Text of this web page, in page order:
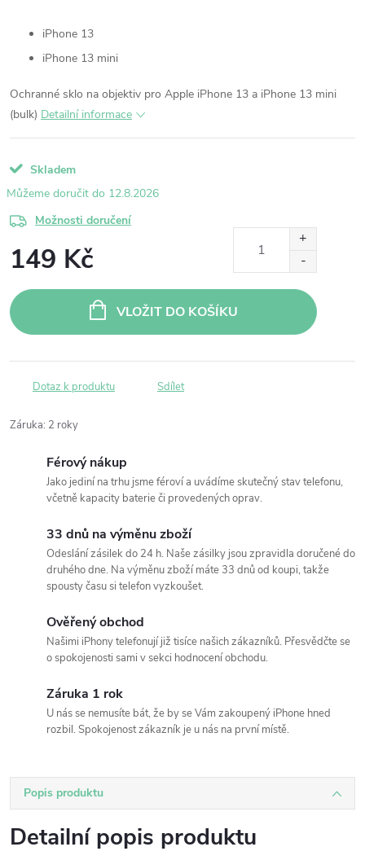
iPhone 13
iPhone 13 mini
Ochranné sklo na objektiv pro Apple iPhone 13 a iPhone 13 mini
(bulk) Detailní informace
Skladem
12.8.2026
Možnosti doručení
149 Kč
cena:
VLOŽIT DO KOŠÍKU
Dotaz k produktu Sdílet
Záruka: 2 roky
Férový nákup
Jako jediní na trhu jsme féroví a uvádíme skutečný stav telefonu,
včetně kapacity baterie či provedených oprav.
33 dnů na výměnu zboží
Odeslání zásilek do 24 h. Naše zásilky jsou zpravidla doručené do
druhého dne. Na výměnu zboží máte 33 dnů od koupi, takže
spousty času si telefon vyzkoušet.
Ověřený obchod
Našimi iPhony telefonují již tisíce našich zákazníků. Přesvědčte se
o spokojenosti sami v sekci hodnocení obchodu.
Záruka 1 rok
U nás se nemusíte bát, že by se Vám zakoupený iPhone hned
rozbil. Spokojenost zákazník je u nás na první místě.
Popis produktu
Detailní popis produktu